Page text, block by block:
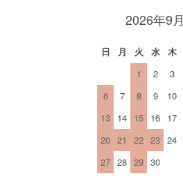
2026年9月
日 月 火 水 木
1
2 3
6
7 8 9 10
13 14 15 16 17
20 21 22 23 24
27 28 29 30